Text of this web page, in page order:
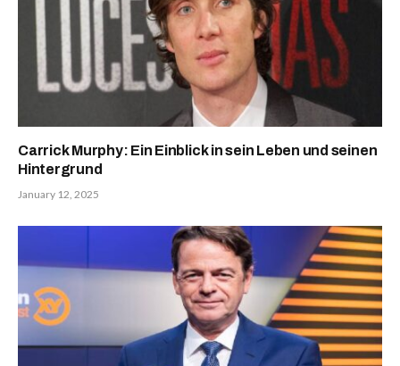
Carrick Murphy: Ein Einblick in sein Leben und seinen
Hintergrund
January 12, 2025